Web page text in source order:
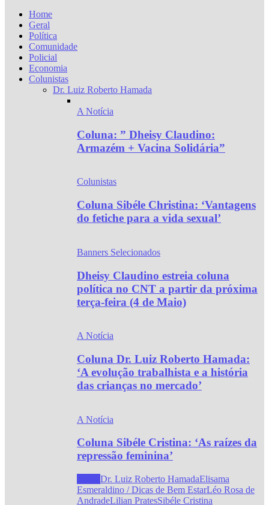
Home
Geral
Política
Comunidade
Policial
Economia
Colunistas
Dr. Luiz Roberto Hamada
A Notícia
Coluna: ” Dheisy Claudino:
Armazém + Vacina Solidária”
Colunistas
Coluna Sibéle Christina: ‘Vantagens
do fetiche para a vida sexual’
Banners Selecionados
Dheisy Claudino estreia coluna
política no CNT a partir da próxima
terça-feira (4 de Maio)
A Notícia
Coluna Dr. Luiz Roberto Hamada:
‘A evolução trabalhista e a história
das crianças no mercado’
A Notícia
Coluna Sibéle Cristina: ‘As raízes da
repressão feminina’
Dr. Luiz Roberto HamadaElisama
Esmeraldino / Dicas de Bem EstarLéo Rosa de
AndradeLilian PratesSibéle Cristina